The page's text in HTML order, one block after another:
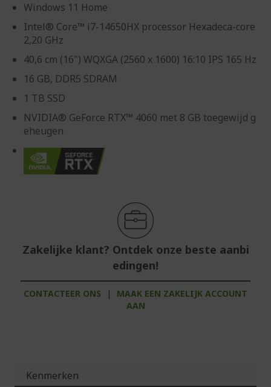
Windows 11 Home
Intel® Core™ i7-14650HX processor Hexadeca-core
2,20 GHz
40,6 cm (16") WQXGA (2560 x 1600) 16:10 IPS 165 Hz
16 GB, DDR5 SDRAM
1 TB SSD
NVIDIA® GeForce RTX™ 4060 met 8 GB toegewijd g
eheugen
Zakelijke klant? Ontdek onze beste aanbi
edingen!
CONTACTEER ONS |
MAAK EEN ZAKELIJK ACCOUNT
AAN
Kenmerken